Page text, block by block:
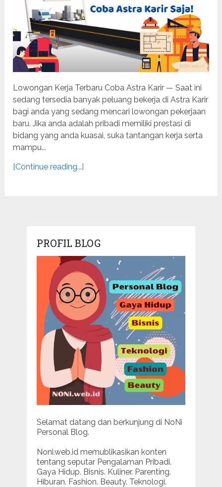
Lowongan Kerja Terbaru Coba Astra Karir — Saat ini
sedang tersedia banyak peluang bekerja di Astra Karir
bagi anda yang sedang mencari lowongan pekerjaan
baru. Jika anda adalah pribadi memiliki prestasi di
bidang yang anda kuasai, suka tantangan kerja serta
mampu...
[Continue reading...]
PROFIL BLOG
Selamat datang dan berkunjung di NoNi
Personal Blog.
Noni.web.id memublikasikan konten
tentang seputar Pengalaman Pribadi.
Gaya Hidup. Bisnis. Kuliner. Parenting.
Hiburan. Fashion. Beauty. Teknologi.